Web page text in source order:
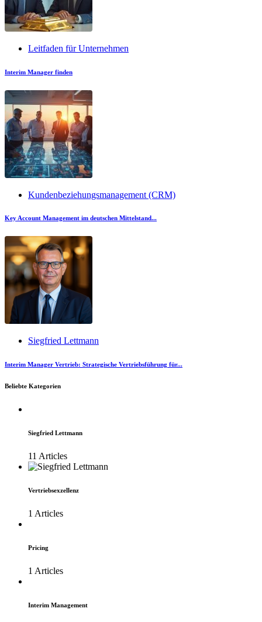
Leitfaden für Unternehmen
Interim Manager finden
Kundenbeziehungsmanagement (CRM)
Key Account Management im deutschen Mittelstand...
Siegfried Lettmann
Interim Manager Vertrieb: Strategische Vertriebsführung für...
Beliebte Kategorien
Siegfried Lettmann
11 Articles
Vertriebsexzellenz
1 Articles
Pricing
1 Articles
Interim Management